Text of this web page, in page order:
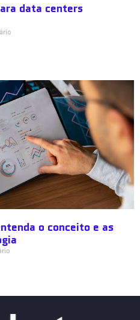
data centers
o conceito e as